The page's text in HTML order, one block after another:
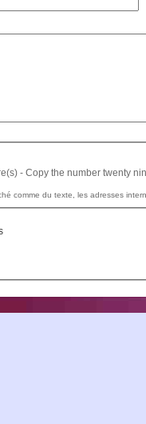
- Copy the number twenty
comme du texte, les adresses